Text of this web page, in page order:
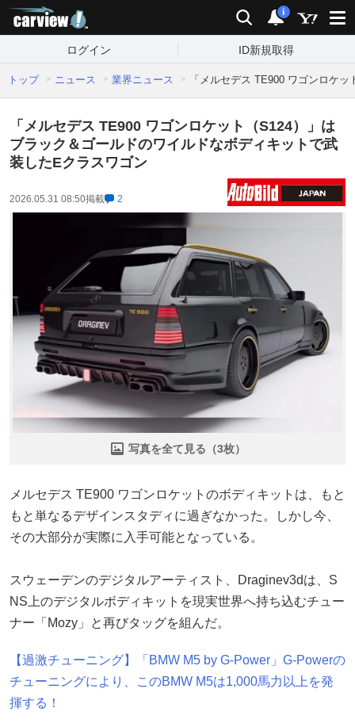
検索 通知
i
ログイン ID新規取得
トップ ニュース 業界ニュース 「メルセデス TE900 ワゴンロケ
「メルセデス TE900 ワゴンロケット（S124）」は
ブラック＆ゴールドのワイルドなボディキットで武
装したEクラスワゴン
2026.05.31 08:50掲載 2
写真を全て見る（3枚）
メルセデス TE900 ワゴンロケットのボディキットは、もと
もと単なるデザインスタディに過ぎなかった。しかし今、
その大部分が実際に入手可能となっている。
スウェーデンのデジタルアーティスト、Draginev3dは、S
NS上のデジタルボディキットを現実世界へ持ち込むチュー
ナー「Mozy」と再びタッグを組んだ。
【過激チューニング】「BMW M5 by G-Power」G-Powerの
チューニングにより、このBMW M5は1,000馬力以上を発
揮する！